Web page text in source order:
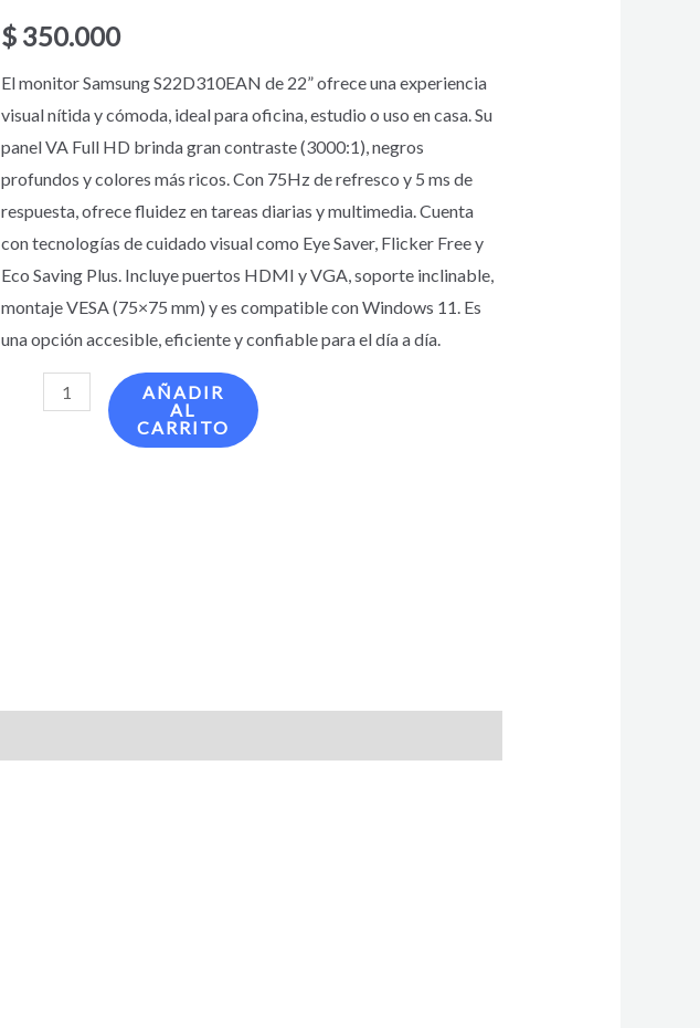
$ 350.000
El monitor Samsung S22D310EAN de 22” ofrece una experiencia
visual nítida y cómoda, ideal para oficina, estudio o uso en casa. Su
panel VA Full HD brinda gran contraste (3000:1), negros
profundos y colores más ricos. Con 75Hz de refresco y 5 ms de
respuesta, ofrece fluidez en tareas diarias y multimedia. Cuenta
con tecnologías de cuidado visual como Eye Saver, Flicker Free y
Eco Saving Plus. Incluye puertos HDMI y VGA, soporte inclinable,
montaje VESA (75×75 mm) y es compatible con Windows 11. Es
una opción accesible, eficiente y confiable para el día a día.
AÑADIR
AL
CARRITO